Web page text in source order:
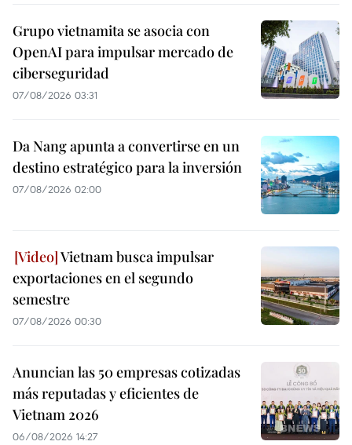
Grupo vietnamita se asocia con
OpenAI para impulsar mercado de
ciberseguridad
07/08/2026 03:31
Da Nang apunta a convertirse en un
destino estratégico para la inversión
07/08/2026 02:00
Vietnam busca impulsar
exportaciones en el segundo
semestre
07/08/2026 00:30
Anuncian las 50 empresas cotizadas
más reputadas y eficientes de
Vietnam 2026
06/08/2026 14:27